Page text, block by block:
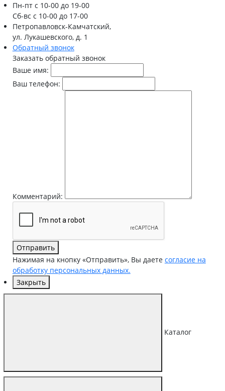
Пн-птс 10-00 до 19-00
Сб-вс с 10-00 до 17-00
Петропавловск-Камчатский,
ул. Лукашевского, д. 1
Обратный звонок
Заказать обратный звонок
Ваше имя:
Ваш телефон:
Комментарий:
Отправить
Нажимая на кнопку «Отправить», Вы даете согласие на
обработку персональных данных.
Закрыть
Каталог